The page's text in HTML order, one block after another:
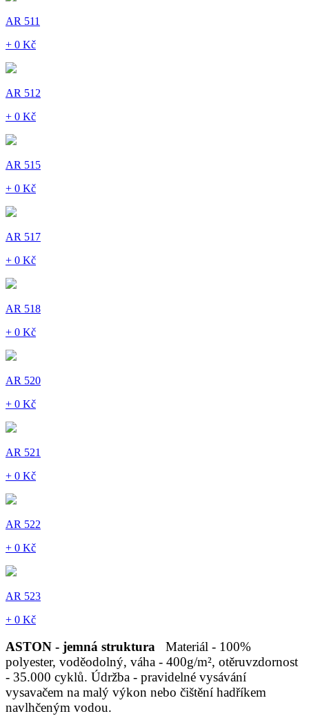
AR 511
+ 0 Kč
AR 512
+ 0 Kč
AR 515
+ 0 Kč
AR 517
+ 0 Kč
AR 518
+ 0 Kč
AR 520
+ 0 Kč
AR 521
+ 0 Kč
AR 522
+ 0 Kč
AR 523
+ 0 Kč
ASTON - jemná struktura
Materiál - 100%
polyester, voděodolný, váha - 400g/m², otěruvzdornost
- 35.000 cyklů. Údržba - pravidelné vysávání
vysavačem na malý výkon nebo čištění hadříkem
navlhčeným vodou.